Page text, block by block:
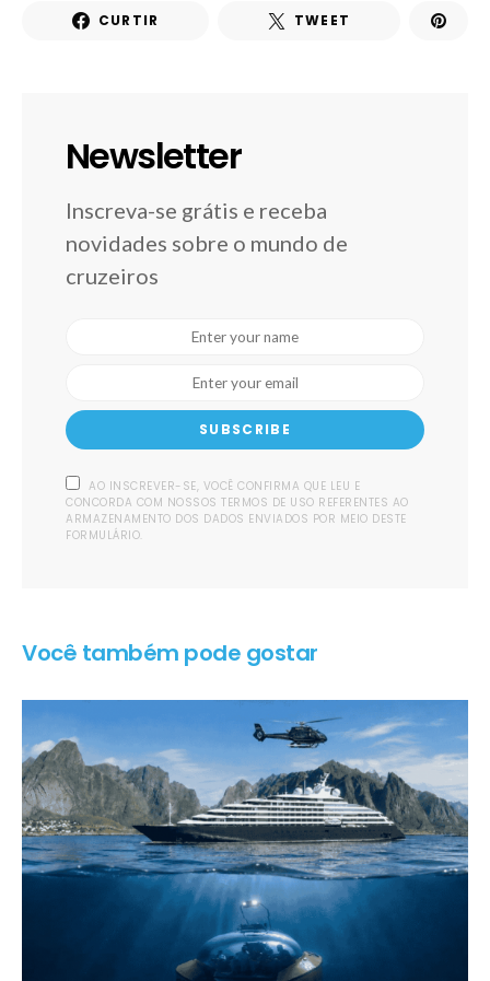
CURTIR TWEET
Newsletter
Inscreva-se grátis e receba
novidades sobre o mundo de
cruzeiros
SUBSCRIBE
AO INSCREVER-SE, VOCÊ CONFIRMA QUE LEU E
CONCORDA COM NOSSOS TERMOS DE USO REFERENTES AO
ARMAZENAMENTO DOS DADOS ENVIADOS POR MEIO DESTE
FORMULÁRIO.
Você também pode gostar